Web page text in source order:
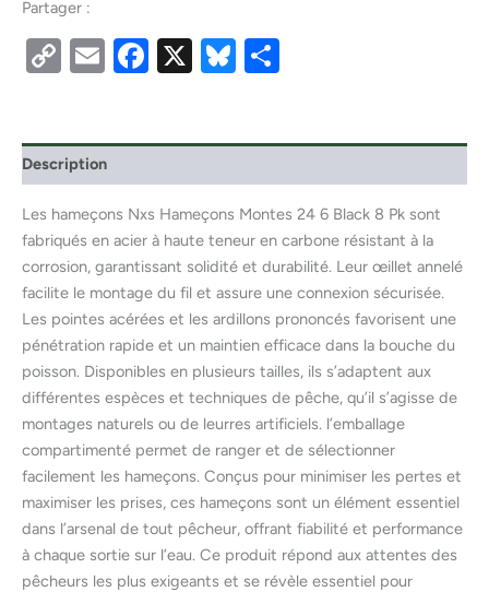
Partager :
CopyEmailFacebook
X Bluesky
Description
Les hameçons Nxs Hameçons Montes 24 6 Black 8 Pk sont
fabriqués en acier à haute teneur en carbone résistant à la
corrosion, garantissant solidité et durabilité. Leur œillet annelé
facilite le montage du fil et assure une connexion sécurisée.
Les pointes acérées et les ardillons prononcés favorisent une
pénétration rapide et un maintien efficace dans la bouche du
poisson. Disponibles en plusieurs tailles, ils s’adaptent aux
différentes espèces et techniques de pêche, qu’il s’agisse de
montages naturels ou de leurres artificiels. l’emballage
compartimenté permet de ranger et de sélectionner
facilement les hameçons. Conçus pour minimiser les pertes et
maximiser les prises, ces hameçons sont un élément essentiel
dans l’arsenal de tout pêcheur, offrant fiabilité et performance
à chaque sortie sur l’eau. Ce produit répond aux attentes des
pêcheurs les plus exigeants et se révèle essentiel pour